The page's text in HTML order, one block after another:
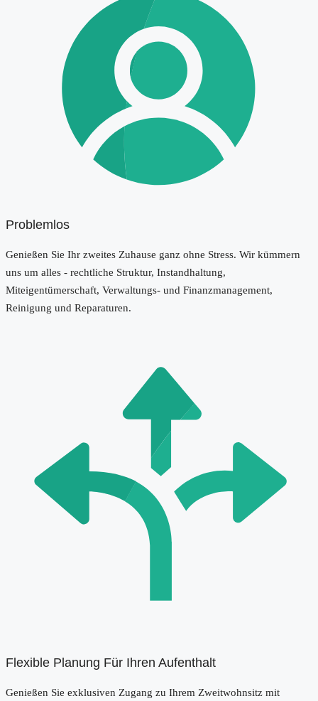
Problemlos
Genießen Sie Ihr zweites Zuhause ganz ohne Stress. Wir kümmern
uns um alles - rechtliche Struktur, Instandhaltung,
Miteigentümerschaft, Verwaltungs- und Finanzmanagement,
Reinigung und Reparaturen.
Flexible Planung Für Ihren Aufenthalt
Genießen Sie exklusiven Zugang zu Ihrem Zweitwohnsitz mit